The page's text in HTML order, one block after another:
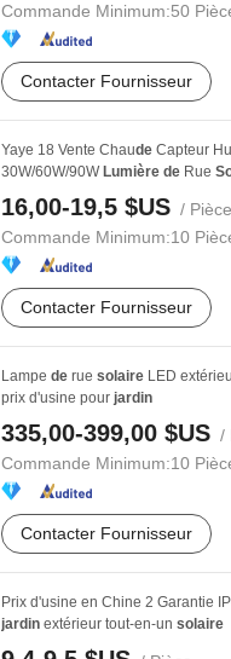
Commande Minimum:50
Contacter Fournisseur
Yaye 18 Vente Chaude Capteur
30W/60W/90W Lumière de Rue
...
16,00-19,5 $US / Pièce
Commande Minimum:10
Contacter Fournisseur
Lampe de rue solaire LED
prix d'usine pour jardin
335,00-399,00 $US /
Commande Minimum:10
Contacter Fournisseur
Prix d'usine en Chine 2 Garantie
jardin extérieur tout-en-un solaire